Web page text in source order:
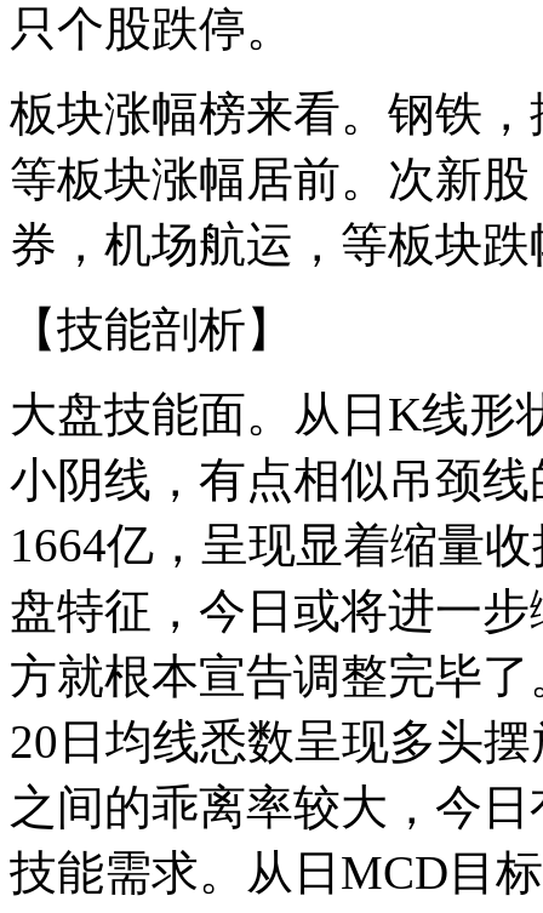
只个股跌停。
板块涨幅榜来看。钢铁
等板块涨幅居前。次新
券，机场航运，等板块
【技能剖析】
大盘技能面。从日K线形
小阴线，有点相似吊颈
1664亿，呈现显着缩量
盘特征，今日或将进一
方就根本宣告调整完毕
20日均线悉数呈现多头
之间的乖离率较大，今
技能需求。从日MCD目